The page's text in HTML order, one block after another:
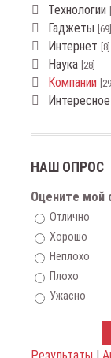
Технологии
Гаджеты [69]
Интернет [8]
Наука [28]
Компании [29]
Интересное
НАШ ОПРОС
Оцените мой
Отлично
Хорошо
Неплохо
Плохо
Ужасно
Результаты |